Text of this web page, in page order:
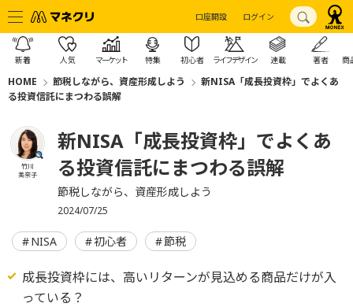
口座開設 ログイン
新着 人気 マーケット 特集 初心者 ライフデザイン 連載 著者 商
HOME 節税しながら、資産形成しよう
新NISA「成長投資枠」でよくあ
る投資信託にまつわる誤解
竹川
美奈子
新NISA「成長投資枠」でよくあ
る投資信託にまつわる誤解
節税しながら、資産形成しよう
2024/07/25
NISA 初心者 節税
成長投資枠には、高いリターンが見込める商品だけが入
っている？